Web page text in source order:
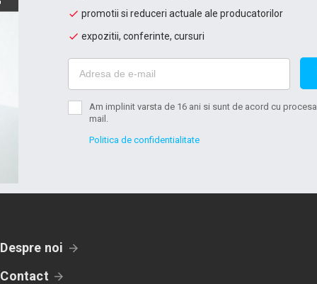
promotii si reduceri actuale ale producatorilor
expozitii, conferinte, cursuri
Am implinit varsta de 16 ani si sunt de acord cu
mail.
Politica de confidentialitate
Despre noi
Contact